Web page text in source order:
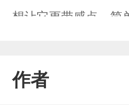
想让它更带感点。简
情，我不干了……
作者